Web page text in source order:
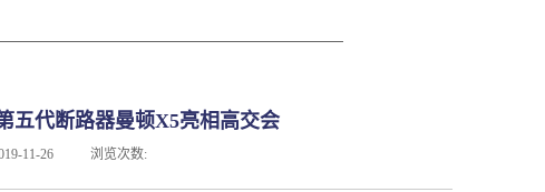
五代断路器曼顿X5亮相高交会
11-26 浏览次数: